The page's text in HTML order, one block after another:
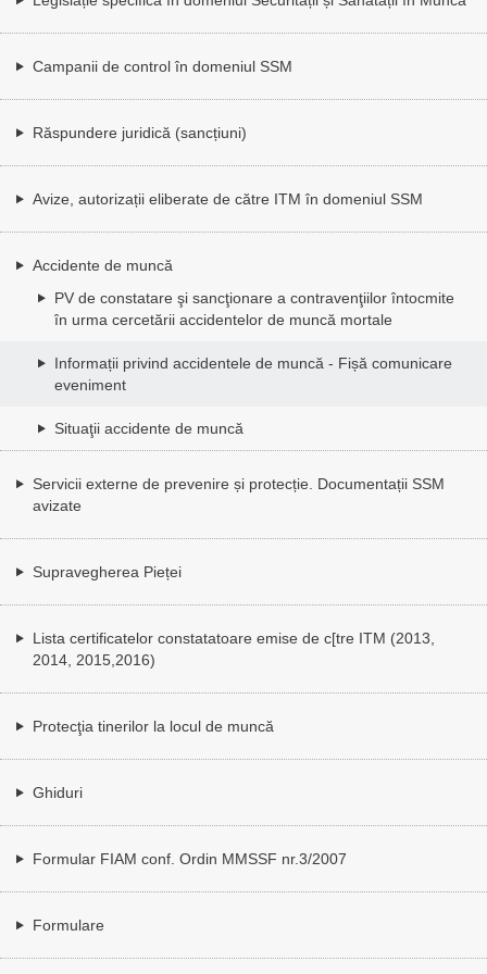
Campanii de control în domeniul SSM
Răspundere juridică (sancțiuni)
Avize, autorizații eliberate de către ITM în domeniul SSM
Accidente de muncă
PV de constatare şi sancţionare a contravenţiilor întocmite
în urma cercetării accidentelor de muncă mortale
Informații privind accidentele de muncă - Fișă comunicare
eveniment
Situaţii accidente de muncă
Servicii externe de prevenire și protecție. Documentații SSM
avizate
Supravegherea Pieței
Lista certificatelor constatatoare emise de c[tre ITM (2013,
2014, 2015,2016)
Protecţia tinerilor la locul de muncă
Ghiduri
Formular FIAM conf. Ordin MMSSF nr.3/2007
Formulare